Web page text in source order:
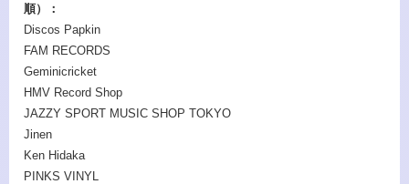
順）：
Discos Papkin
FAM RECORDS
Geminicricket
HMV Record Shop
JAZZY SPORT MUSIC SHOP TOKYO
Jinen
Ken Hidaka
PINKS VINYL